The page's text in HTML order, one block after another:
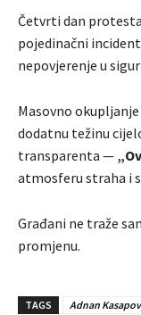
Četvrti dan
pojedinačni
nepovjerenje u
Masovno
dodatnu težinu
transparenta —
atmosferu straha i
Građani ne traže
promjenu.
TAGS Adnan